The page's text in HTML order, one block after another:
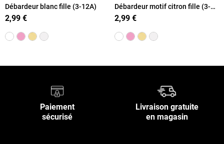
Débardeur blanc fille (3-12A)
2,99 €
Débardeur motif citron fille (3-
12A)
2,99 €
Paiement
sécurisé
Livraison gratuite
en magasin